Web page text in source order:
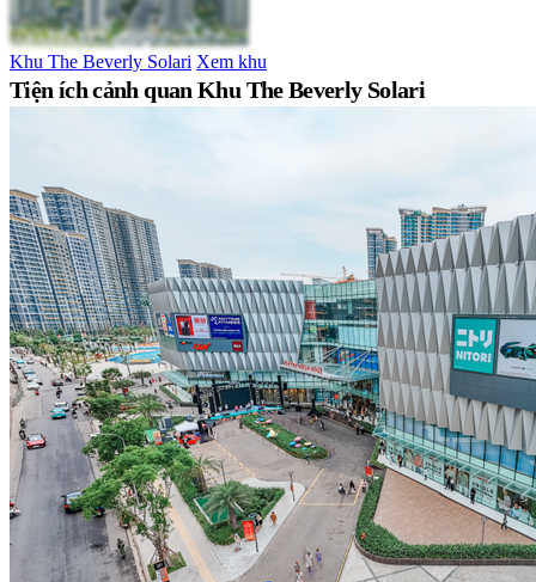
Khu The Beverly Solari Xem khu
Tiện ích cảnh quan Khu The Beverly Solari